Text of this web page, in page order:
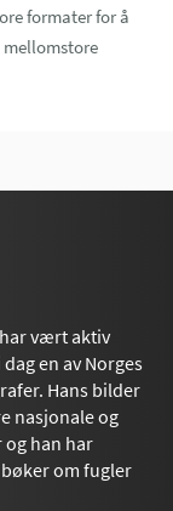
formater for å
vært aktiv
en av Norges
Hans bilder
nasjonale og
han har
om fugler